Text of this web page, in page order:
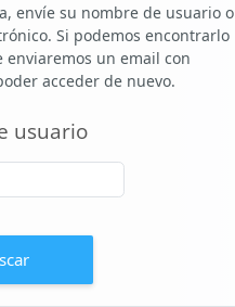
envíe su nombre de usuario o
Si podemos encontrarlo
enviaremos un email con
acceder de nuevo.
usuario
usuario